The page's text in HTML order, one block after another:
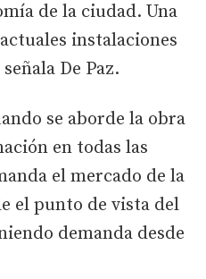
de la ciudad. Una
instalaciones
De Paz.
se aborde la obra
en todas las
el mercado de la
el punto de vista del
demanda desde